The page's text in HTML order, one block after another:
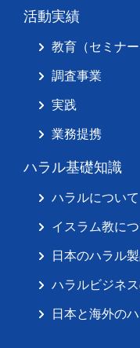
活動実績
教育（セミナー
調査事業
実践
業務提携
ハラル基礎知識
ハラルについて
イスラム教に
日本のハラル
ハラルビジネ
日本と海外の